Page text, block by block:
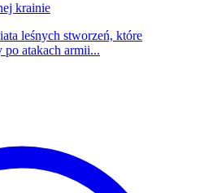
krainie
leśnych stworzeń, które
po atakach armii...